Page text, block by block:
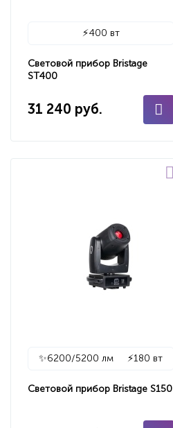
⚡400 вт
Световой прибор Bristage
ST400
31 240 руб.
✨6200/5200 лм ⚡180 вт
Световой прибор Bristage S150